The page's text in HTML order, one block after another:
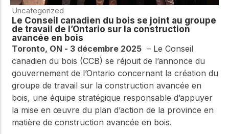
Uncategorized
Le Conseil canadien du bois se joint au groupe
de travail de l’Ontario sur la construction
avancée en bois
Toronto, ON - 3 décembre 2025 – Le Conseil
canadien du bois (CCB) se réjouit de l’annonce du
gouvernement de l’Ontario concernant la création du
groupe de travail sur la construction avancée en
bois, une équipe stratégique responsable d’appuyer
la mise en œuvre du plan d’action de la province en
matière de construction avancée en bois.